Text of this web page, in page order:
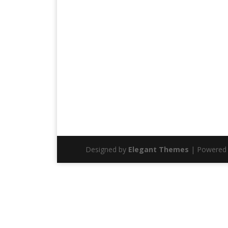
Designed by Elegant Themes | Powered